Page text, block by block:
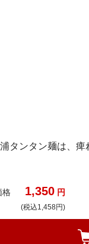
タンタン麺は、
格 1,350 円
(税込1,458円)